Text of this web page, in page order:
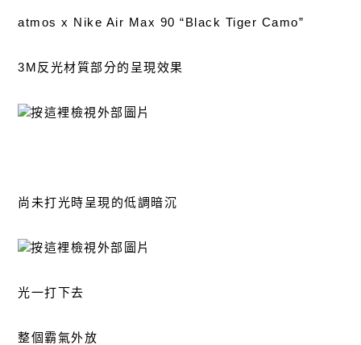
atmos x Nike Air Max 90 “Black Tiger Camo”
3M反光材質部分的呈現效果
尚未打光時呈現的低調暗沉
光一打下去
整個霸氣外放